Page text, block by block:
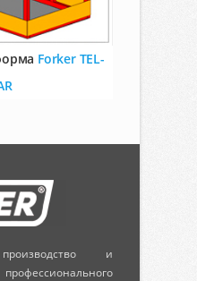
Forker TEL-
и